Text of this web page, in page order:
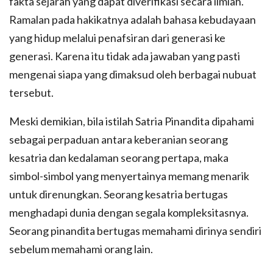
Ramalan pada hakikatnya adalah bahasa kebudayaan
yang hidup melalui penafsiran dari generasi ke
generasi. Karena itu tidak ada jawaban yang pasti
mengenai siapa yang dimaksud oleh berbagai nubuat
tersebut.
Meski demikian, bila istilah Satria Pinandita dipahami
sebagai perpaduan antara keberanian seorang
kesatria dan kedalaman seorang pertapa, maka
simbol-simbol yang menyertainya memang menarik
untuk direnungkan. Seorang kesatria bertugas
menghadapi dunia dengan segala kompleksitasnya.
Seorang pinandita bertugas memahami dirinya sendiri
sebelum memahami orang lain.